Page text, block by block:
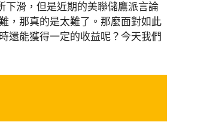
下滑，但是近期的美聯儲鷹派言論
，那真的是太難了。那麼面對如此
還能獲得一定的收益呢？今天我們